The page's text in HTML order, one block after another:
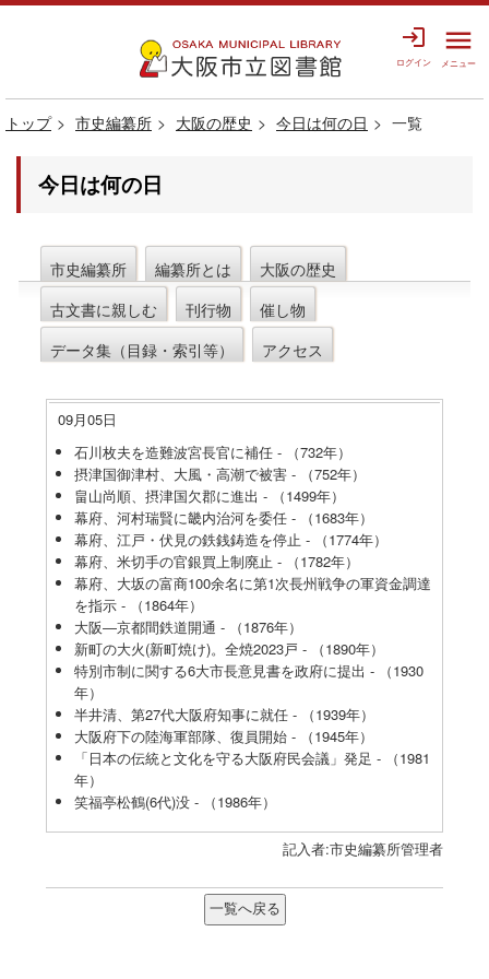
login
ログイン
menu
メニュー
トップ 市史編纂所 大阪の歴史 今日は何の日 一覧
今日は何の日
市史編纂所 編纂所とは
大阪の歴史
古文書に親しむ
刊行物
催し物
データ集（目録・索引等）
アクセス
09月05日
石川枚夫を造難波宮長官に補任 - （732年）
摂津国御津村、大風・高潮で被害 - （752年）
畠山尚順、摂津国欠郡に進出 - （1499年）
幕府、河村瑞賢に畿内治河を委任 - （1683年）
幕府、江戸・伏見の鉄銭鋳造を停止 - （1774年）
幕府、米切手の官銀買上制廃止 - （1782年）
幕府、大坂の富商100余名に第1次長州戦争の軍資金調達
を指示 - （1864年）
大阪―京都間鉄道開通 - （1876年）
新町の大火(新町焼け)。全焼2023戸 - （1890年）
特別市制に関する6大市長意見書を政府に提出 - （1930
年）
半井清、第27代大阪府知事に就任 - （1939年）
大阪府下の陸海軍部隊、復員開始 - （1945年）
「日本の伝統と文化を守る大阪府民会議」発足 - （1981
年）
笑福亭松鶴(6代)没 - （1986年）
記入者:市史編纂所管理者